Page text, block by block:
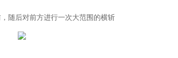
随后对前方进行一次大范围的横斩